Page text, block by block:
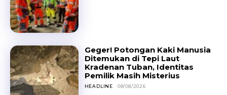
Geger! Potongan Kaki Manusia
Ditemukan di Tepi Laut
Kradenan Tuban, Identitas
Pemilik Masih Misterius
HEADLINE 08/08/2026